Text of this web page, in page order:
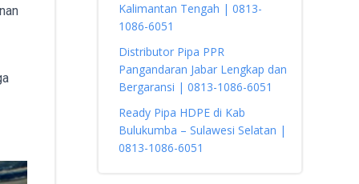
Kalimantan Tengah | 0813-
1086-6051
Distributor Pipa PPR
Pangandaran Jabar Lengkap dan
Bergaransi | 0813-1086-6051
Ready Pipa HDPE di Kab
Bulukumba – Sulawesi Selatan |
0813-1086-6051